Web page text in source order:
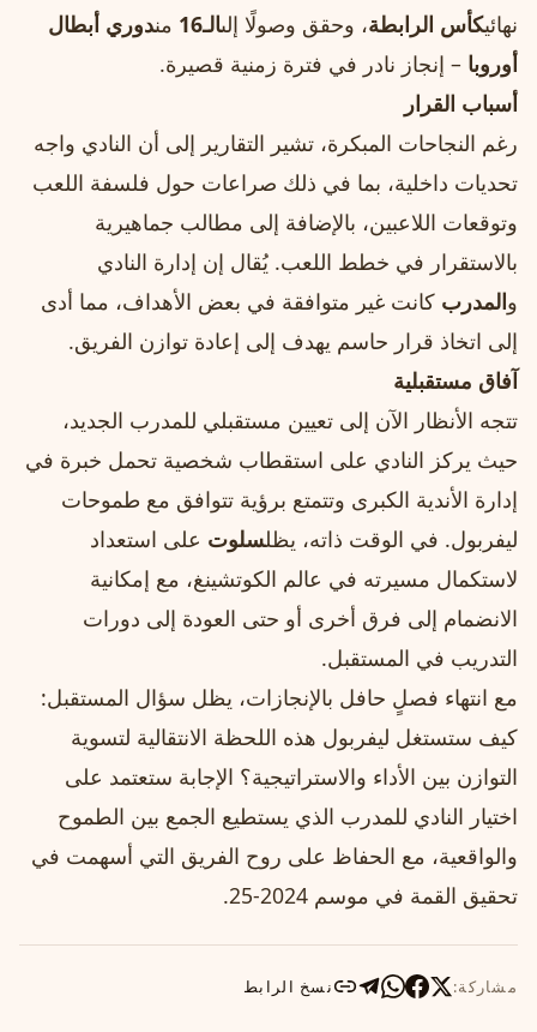
نهائيكأس الرابطة، وحقق وصولًا إلىالـ16 مندوري أبطال
أوروبا – إنجاز نادر في فترة زمنية قصيرة.
أسباب القرار
رغم النجاحات المبكرة، تشير التقارير إلى أن النادي واجه
تحديات داخلية، بما في ذلك صراعات حول فلسفة اللعب
وتوقعات اللاعبين، بالإضافة إلى مطالب جماهيرية
بالاستقرار في خطط اللعب. يُقال إن إدارة النادي
والمدرب كانت غير متوافقة في بعض الأهداف، مما أدى
إلى اتخاذ قرار حاسم يهدف إلى إعادة توازن الفريق.
آفاق مستقبلية
تتجه الأنظار الآن إلى تعيين مستقبلي للمدرب الجديد،
حيث يركز النادي على استقطاب شخصية تحمل خبرة في
إدارة الأندية الكبرى وتتمتع برؤية تتوافق مع طموحات
ليفربول. في الوقت ذاته، يظلسلوت على استعداد
لاستكمال مسيرته في عالم الكوتشينغ، مع إمكانية
الانضمام إلى فرق أخرى أو حتى العودة إلى دورات
التدريب في المستقبل.
مع انتهاء فصلٍ حافل بالإنجازات، يظل سؤال المستقبل:
كيف ستستغل ليفربول هذه اللحظة الانتقالية لتسوية
التوازن بين الأداء والاستراتيجية؟ الإجابة ستعتمد على
اختيار النادي للمدرب الذي يستطيع الجمع بين الطموح
والواقعية، مع الحفاظ على روح الفريق التي أسهمت في
تحقيق القمة في موسم 2024‑25.
مشاركة: نسخ الرابط